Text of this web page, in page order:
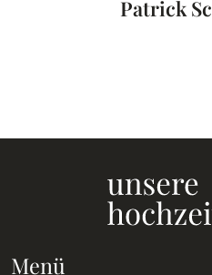
Patrick
Menü